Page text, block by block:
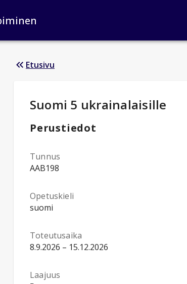
Etusivu
Opintotiedot:
Suomi 5 ukrainalaisille
Perustiedot
Tunnus
AAB198
Opetuskieli
suomi
Toteutusaika
8.9.2026 – 15.12.2026
Laajuus